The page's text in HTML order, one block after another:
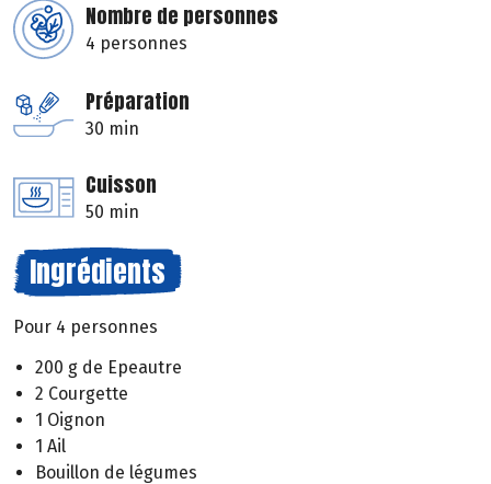
Nombre de personnes
4 personnes
Préparation
30 min
Cuisson
50 min
Ingrédients
Pour 4 personnes
200 g de Epeautre
2 Courgette
1 Oignon
1 Ail
Bouillon de légumes